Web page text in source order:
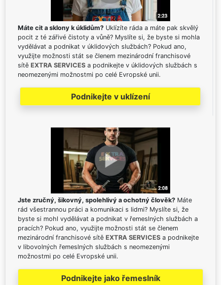
Máte cit a sklony k úklidům? Uklízíte ráda a máte pak skvělý
pocit z té zářivé čistoty a vůně? Myslíte si, že byste si mohla
vydělávat a podnikat v úklidových službách? Pokud ano,
využijte možnosti stát se členem mezinárodní franchisové
sítě EXTRA SERVICES a podnikejte v úklidových službách s
neomezenými možnostmi po celé Evropské unii.
Podnikejte v uklízení
Jste zručný, šikovný, spolehlivý a ochotný člověk? Máte
rád všestrannou práci a komunikaci s lidmi? Myslíte si, že
byste si mohl vydělávat a podnikat v řemeslných službách a
pracích? Pokud ano, využijte možnosti stát se členem
mezinárodní franchisové sítě EXTRA SERVICES a podnikejte
v libovolných řemeslných službách s neomezenými
možnostmi po celé Evropské unii.
Podnikejte jako řemeslník